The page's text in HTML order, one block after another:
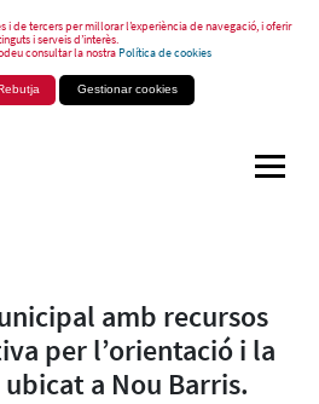
de tercers per millorar l’experiència de navegació, i oferir
i serveis d’interès.
consultar la nostraPolítica de cookies
Gestionar cookies
amb recursos
per l’orientació i la
a Nou Barris.